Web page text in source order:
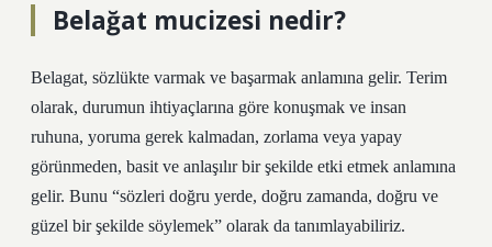
Belağat mucizesi nedir?
Belagat, sözlükte varmak ve başarmak anlamına gelir. Terim
olarak, durumun ihtiyaçlarına göre konuşmak ve insan
ruhuna, yoruma gerek kalmadan, zorlama veya yapay
görünmeden, basit ve anlaşılır bir şekilde etki etmek anlamına
gelir. Bunu “sözleri doğru yerde, doğru zamanda, doğru ve
güzel bir şekilde söylemek” olarak da tanımlayabiliriz.